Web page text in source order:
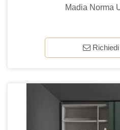
Madia Norma